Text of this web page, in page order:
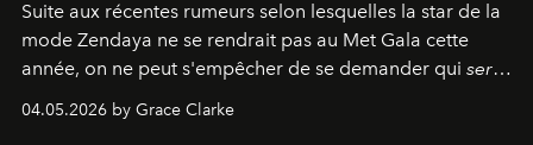
Suite aux récentes rumeurs selon lesquelles la star de la
mode Zendaya ne se rendrait pas au Met Gala cette
année, on ne peut s'empêcher de se demander qui sera
04.05.2026 by Grace Clarke